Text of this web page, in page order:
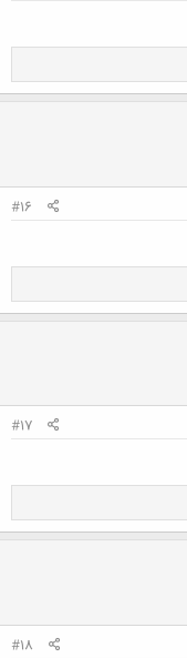
#16
#17
#18